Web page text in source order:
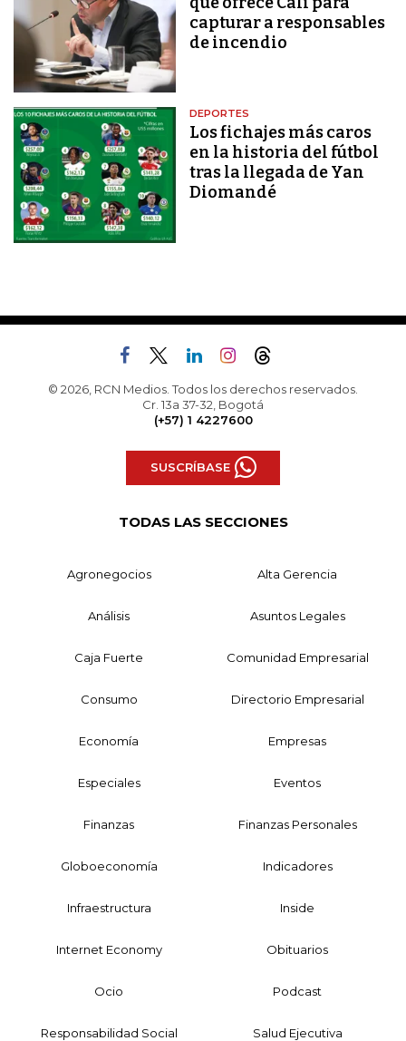
capturar a responsables
de incendio
DEPORTES
Los fichajes más caros
en la historia del fútbol
tras la llegada de Yan
Diomandé
© 2026, RCN Medios. Todos los derechos reservados.
Cr. 13a 37-32, Bogotá
(+57) 1 4227600
SUSCRÍBASE
TODAS LAS SECCIONES
Agronegocios Alta Gerencia
Análisis Asuntos Legales
Caja Fuerte Comunidad Empresarial
Consumo Directorio Empresarial
Economía Empresas
Especiales Eventos
Finanzas Finanzas Personales
Globoeconomía Indicadores
Infraestructura Inside
Internet Economy Obituarios
Ocio Podcast
Responsabilidad Social Salud Ejecutiva